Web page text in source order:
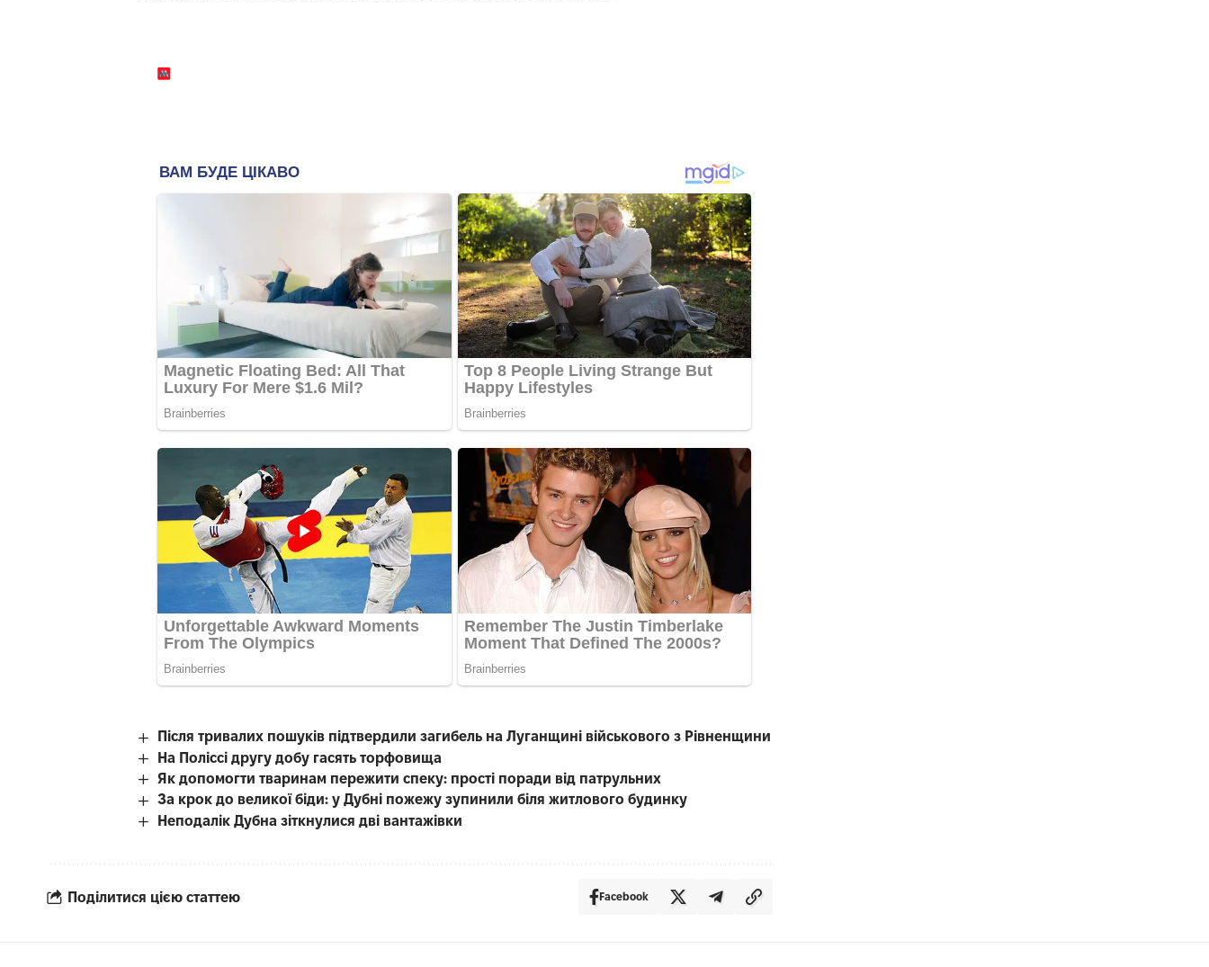
Після тривалих пошуків підтвердили загибель на Луганщині військового з Рівненщини
На Поліссі другу добу гасять торфовища
Як допомогти тваринам пережити спеку: прості поради від патрульних
За крок до великої біди: у Дубні пожежу зупинили біля житлового будинку
Неподалік Дубна зіткнулися дві вантажівки
Поділитися цією статтею Facebook